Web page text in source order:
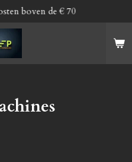
de € 70